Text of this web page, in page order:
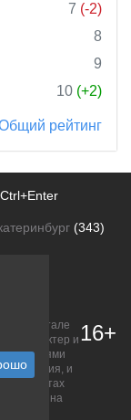
7 (-2)
8
9
10 (+2)
рейтинг
Ctrl+Enter
(343)
на портале
характер и
описания, и
на сайтах
право на
16+